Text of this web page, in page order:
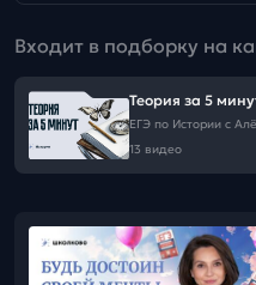
Входит в подборку на
Теория за 5
ЕГЭ по Истории с
13 видео